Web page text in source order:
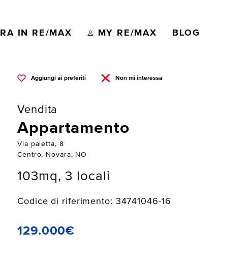
IN RE/MAX MY RE/MAX BLOG
Aggiungi ai preferiti Non mi interessa
Vendita
Appartamento
Via paletta, 8
Centro, Novara, NO
103mq, 3 locali
Codice di riferimento: 34741046-16
129.000€